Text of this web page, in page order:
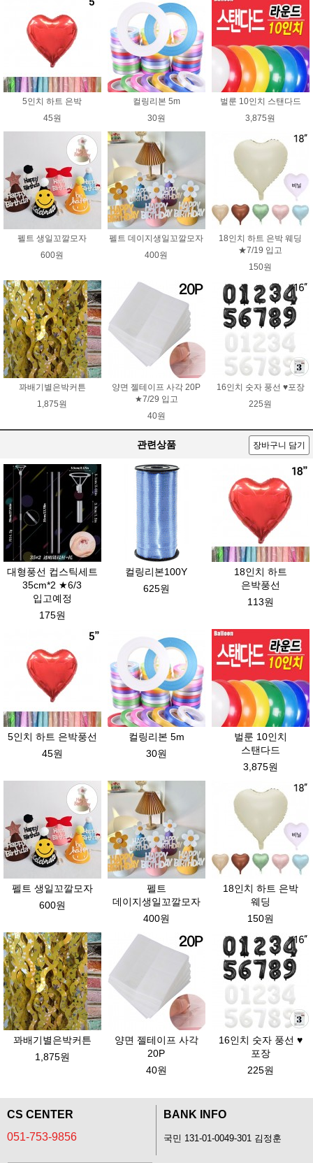
5인치 하트 은박
45원
컬링리본 5m
30원
벌룬 10인치 스탠다드
3,875원
펠트 생일꼬깔모자
600원
펠트 데이지생일꼬깔모자
400원
18인치 하트 은박 웨딩
★7/19 입고
150원
꽈배기별은박커튼
1,875원
양면 젤테이프 사각 20P
★7/29 입고
40원
16인치 숫자 풍선 ♥포장
225원
관련상품 장바구니 담기
대형풍선 컵스틱세트
35cm*2 ★6/3
입고예정
175원
컬링리본100Y
625원
18인치 하트
은박풍선
113원
5인치 하트 은박풍선
45원
컬링리본 5m
30원
벌룬 10인치
스탠다드
3,875원
펠트 생일꼬깔모자
600원
펠트
데이지생일꼬깔모자
400원
18인치 하트 은박
웨딩
150원
꽈배기별은박커튼
1,875원
양면 젤테이프 사각
20P
40원
16인치 숫자 풍선 ♥
포장
225원
CS CENTER
051-753-9856
BANK INFO
국민 131-01-0049-301 김정훈